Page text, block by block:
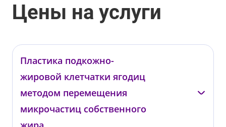
Цены на услуги
Пластика подкожно-
жировой клетчатки ягодиц
методом перемещения
микрочастиц собственного